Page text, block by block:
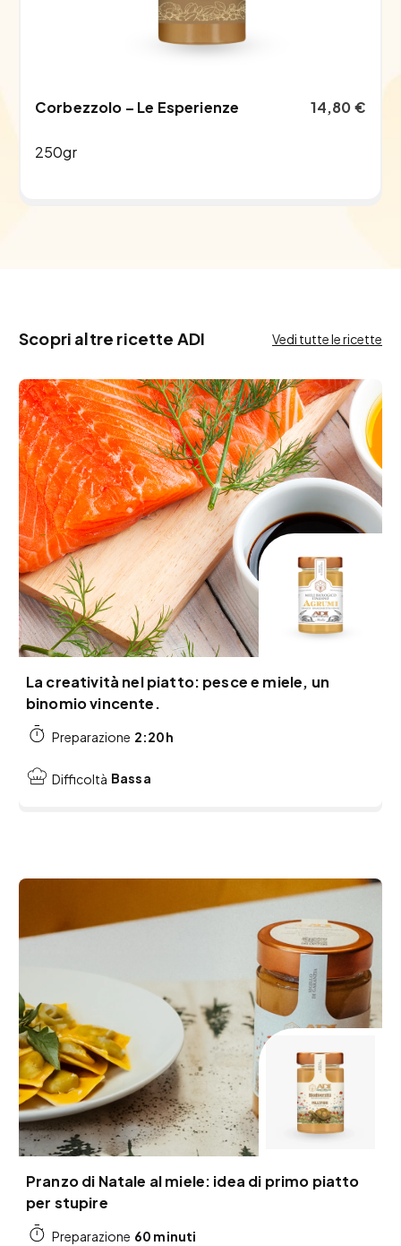
Corbezzolo – Le Esperienze
250gr
14,80€
Scopri altre ricette ADI Vedi tutte le ricette
La creatività nel piatto: pesce e miele, un
binomio vincente.
Preparazione 2:20h
Difficoltà Bassa
Pranzo di Natale al miele: idea di primo piatto
per stupire
Preparazione 60 minuti